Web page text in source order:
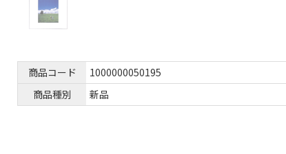
商品コード
1000000050195
商品種別
新品